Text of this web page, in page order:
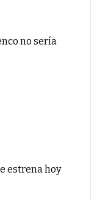
no sería
estrena hoy